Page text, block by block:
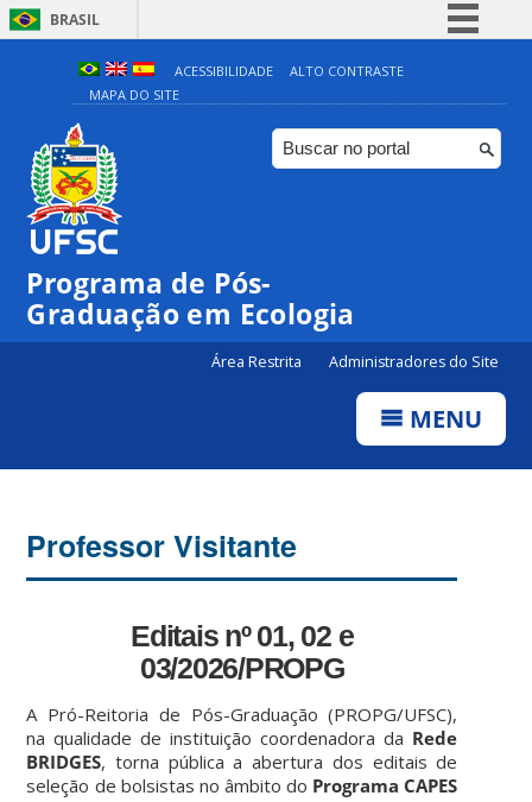
BRASIL
Simplifique!
Comunica BR
Participe
ACESSIBILIDADE
ALTO CONTRASTE
MAPA DO SITE
Programa de Pós-
Graduação em Ecologia
Área Restrita Administradores do Site
MENU
Professor Visitante
Editais nº 01, 02 e
03/2026/PROPG
A Pró-Reitoria de Pós-Graduação (PROPG/UFSC),
na qualidade de instituição coordenadora da Rede
BRIDGES, torna pública a abertura dos editais de
seleção de bolsistas no âmbito do Programa CAPES